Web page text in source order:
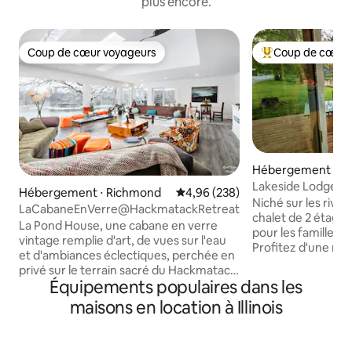
Coup de cœur voyageurs
Coup de cœur voyageurs
Hébergement ⋅ Richmond Évaluation moyenne sur la
4,96 (238)
LaCabaneEnVerre@HackmatackRetreat
La Pond House, une cabane en verre
vintage remplie d'art, de vues sur l'eau
et d'ambiances éclectiques, perchée en
privé sur le terrain sacré du Hackmatack
Retreat Center. Prairie indigène, rivière
lente et sinueuse, deux étangs, des
chênes de plus de 200 ans et un grand
Coups de cœur
Coup de cœur
Hébergement ⋅
Lakeside Lodge
ponton
Niché sur les
chalet de 2
pour les familles
Profitez d'une
votre bateau
ou observez
blancs et d'autres
Équipements populaires dans les
maisons en location à Illinois